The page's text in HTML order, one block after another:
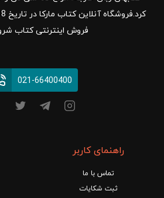
فروش اینترنتی کتاب
021-66400400
راهنمای کاربر
تماس با ما
ثبت شکایات